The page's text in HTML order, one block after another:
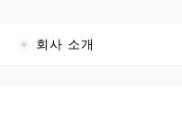
회사 소개